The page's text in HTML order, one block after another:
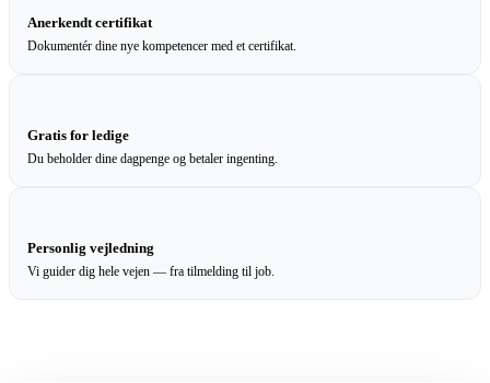
Anerkendt certifikat
Dokumentér dine nye kompetencer med et certifikat.
Gratis for ledige
Du beholder dine dagpenge og betaler ingenting.
Personlig vejledning
Vi guider dig hele vejen — fra tilmelding til job.